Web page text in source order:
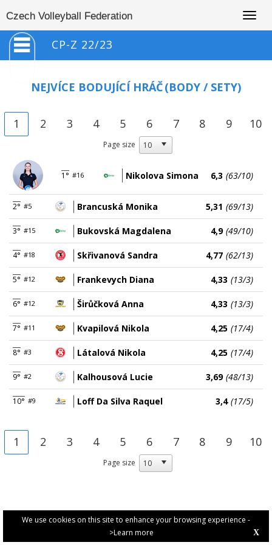
We use cookies on this site to enhance your browsing experience -
>Learn more
X
Czech Volleyball Federation
CP-Z 22/23
NEJVÍCE BODUJÍCÍ HRÁČ(BODY / SETY)
1 2 3 4 5 6 7 8 9 10
Page size
1° #16 Nikolova Simona 6,3 (63/10)
2° #5 Brancuská Monika 5,31 (69/13)
3° #15 Bukovská Magdalena 4,9 (49/10)
4° #18 Skřivanová Sandra 4,77 (62/13)
5° #12 Frankevych Diana 4,33 (13/3)
6° #12 Širůčková Anna 4,33 (13/3)
7° #11 Kvapilová Nikola 4,25 (17/4)
8° #3 Látalová Nikola 4,25 (17/4)
9° #2 Kalhousová Lucie 3,69 (48/13)
10° #9 Loff Da Silva Raquel 3,4 (17/5)
1 2 3 4 5 6 7 8 9 10
Page size